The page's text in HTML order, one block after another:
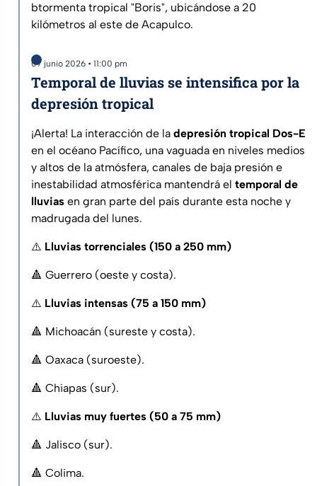
btormenta tropical "Boris", ubicándose a 20
kilómetros al este de Acapulco.
07 junio 2026 • 11:00 pm
Temporal de lluvias se intensifica por la
depresión tropical
¡Alerta! La interacción de la depresión tropical Dos-E
en el océano Pacífico, una vaguada en niveles medios
y altos de la atmósfera, canales de baja presión e
inestabilidad atmosférica mantendrá el temporal de
lluvias en gran parte del país durante esta noche y
madrugada del lunes.
⚠️ Lluvias torrenciales (150 a 250 mm)
🔺 Guerrero (oeste y costa).
⚠️ Lluvias intensas (75 a 150 mm)
🔺 Michoacán (sureste y costa).
🔺 Oaxaca (suroeste).
🔺 Chiapas (sur).
⚠️ Lluvias muy fuertes (50 a 75 mm)
🔺 Jalisco (sur).
🔺 Colima.